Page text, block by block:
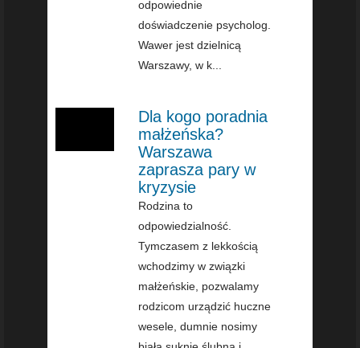
odpowiednie
doświadczenie psycholog.
Wawer jest dzielnicą
Warszawy, w k...
Dla kogo poradnia
małżeńska?
Warszawa
zaprasza pary w
kryzysie
Rodzina to
odpowiedzialność.
Tymczasem z lekkością
wchodzimy w związki
małżeńskie, pozwalamy
rodzicom urządzić huczne
wesele, dumnie nosimy